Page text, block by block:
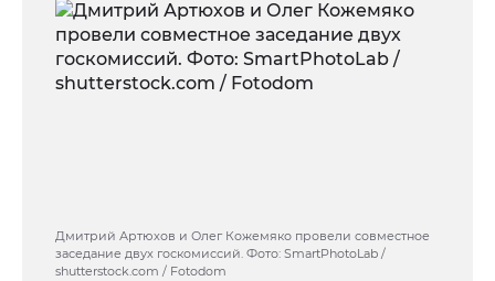
Дмитрий Артюхов и Олег Кожемяко провели совместное
заседание двух госкомиссий. Фото: SmartPhotoLab /
shutterstock.com / Fotodom